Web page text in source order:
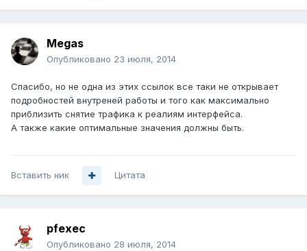
Megas
Опубликовано 23 июля, 2014
Спасибо, но не одна из этих ссылок все таки не открывает
подробностей внутреней работы и того как максимально
приблизить снятие трафика к реалиям интерфейса.
А также какие оптимальные значения должны быть.
Вставить ник Цитата
pfexec
Опубликовано 28 июля, 2014